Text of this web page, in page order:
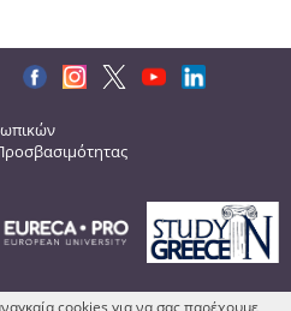
cookies για να σας παρέχουμε